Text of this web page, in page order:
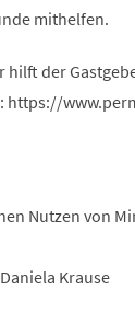
mithelfen.
der
https://
Nutzen von
Krause